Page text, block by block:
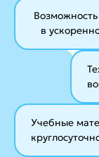
Возможность
в
Учебные